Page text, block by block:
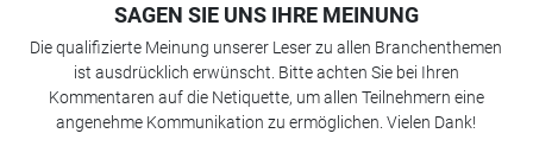
SAGEN SIE UNS IHRE MEINUNG
Die qualifizierte Meinung unserer Leser zu allen Branchenthemen
ist ausdrücklich erwünscht. Bitte achten Sie bei Ihren
Kommentaren auf die Netiquette, um allen Teilnehmern eine
angenehme Kommunikation zu ermöglichen. Vielen Dank!